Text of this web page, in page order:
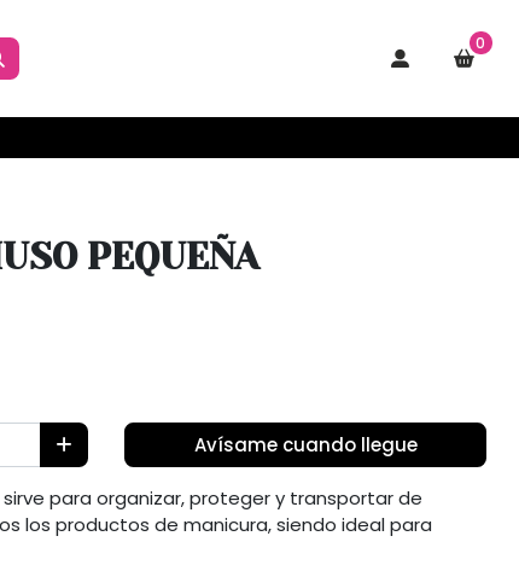
0
PEQUEÑA
Avísame cuando llegue
para organizar, proteger y transportar de
los productos de manicura, siendo ideal para